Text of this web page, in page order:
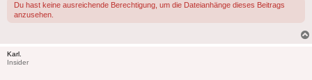
Du hast keine ausreichende Berechtigung, um die Dateianhänge dieses Beitrags
anzusehen.
Karl.
Insider